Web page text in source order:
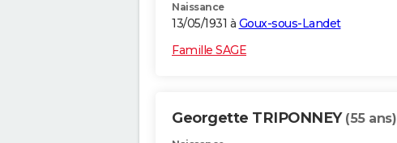
Naissance
13/05/1931 à Goux-sous-Landet
Famille SAGE
Georgette TRIPONNEY (55 ans)